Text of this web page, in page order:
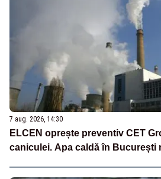
7 aug. 2026, 14:30
ELCEN oprește preventiv CET
caniculei. Apa caldă în București